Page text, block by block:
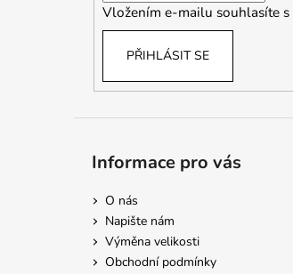
Vložením e-mailu souhlasíte s
PŘIHLÁSIT SE
Informace pro vás
O nás
Napište nám
Výměna velikosti
Obchodní podmínky